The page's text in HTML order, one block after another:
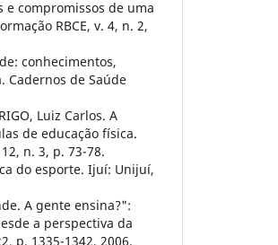
e compromissos de uma
RBCE, v. 4, n. 2,
conhecimentos,
Cadernos de Saúde
Luiz Carlos. A
de educação física.
n. 3, p. 73-78.
do esporte. Ijuí: Unijuí,
A gente ensina?":
a perspectiva da
p. 1335-1342, 2006.